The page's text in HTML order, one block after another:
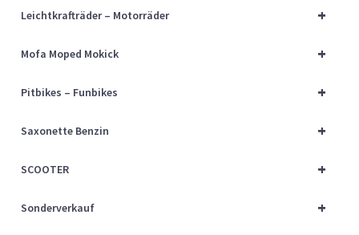
+
Leichtkrafträder – Motorräder
+
Mofa Moped Mokick
+
Pitbikes – Funbikes
+
Saxonette Benzin
+
SCOOTER
+
Sonderverkauf